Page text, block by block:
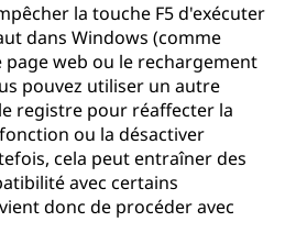
la touche F5 d'exécuter
dans Windows (comme
web ou le rechargement
pouvez utiliser un autre
registre pour réaffecter la
ou la désactiver
cela peut entraîner des
avec certains
donc de procéder avec